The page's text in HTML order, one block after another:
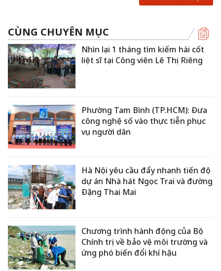
CÙNG CHUYÊN MỤC
Nhìn lại 1 tháng tìm kiếm hài cốt
liệt sĩ tại Công viên Lê Thị Riêng
Phường Tam Bình (TP.HCM): Đưa
công nghệ số vào thực tiễn phục
vụ người dân
Hà Nội yêu cầu đẩy nhanh tiến độ
dự án Nhà hát Ngọc Trai và đường
Đặng Thai Mai
Chương trình hành động của Bộ
Chính trị về bảo vệ môi trường và
ứng phó biến đổi khí hậu